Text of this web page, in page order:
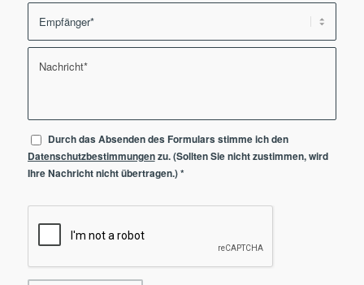
Durch das Absenden des Formulars stimme ich den
Datenschutzbestimmungenzu. (Sollten Sie nicht zustimmen, wird
Ihre Nachricht nicht übertragen.)*